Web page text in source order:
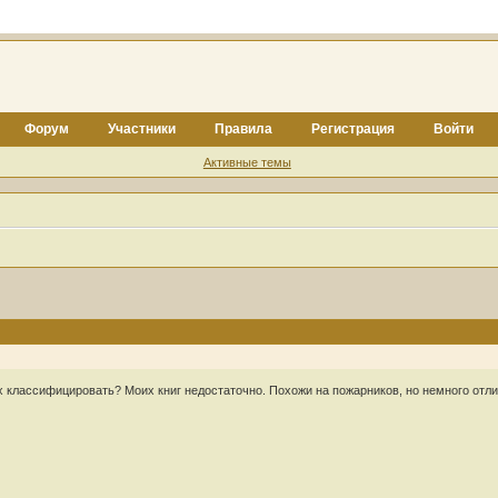
Форум Участники Правила Регистрация Войти
Активные темы
классифицировать? Моих книг недостаточно. Похожи на пожарников, но немного